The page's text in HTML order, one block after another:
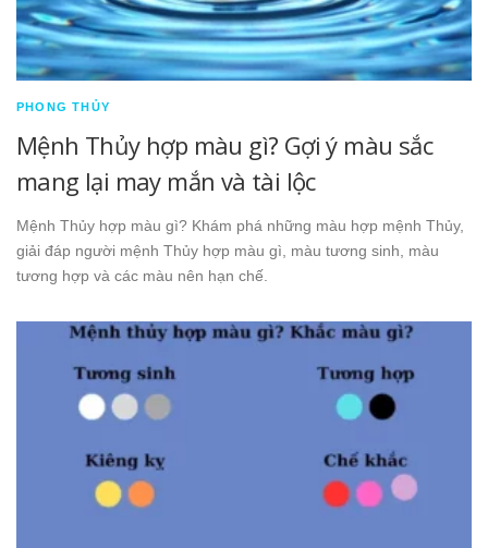
PHONG THỦY
Mệnh Thủy hợp màu gì? Gợi ý màu sắc
mang lại may mắn và tài lộc
Mệnh Thủy hợp màu gì? Khám phá những màu hợp mệnh Thủy,
giải đáp người mệnh Thủy hợp màu gì, màu tương sinh, màu
tương hợp và các màu nên hạn chế.